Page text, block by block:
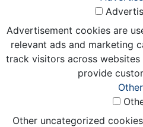
Advertisement cookies are
relevant ads and marketing
track visitors across
provide
Other uncategorized